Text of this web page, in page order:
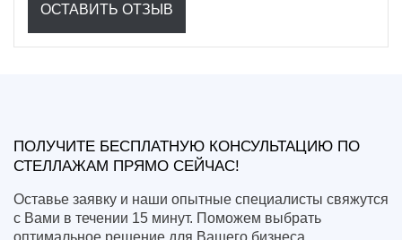
ОСТАВИТЬ ОТЗЫВ
ПОЛУЧИТЕ БЕСПЛАТНУЮ КОНСУЛЬТАЦИЮ ПО
СТЕЛЛАЖАМ ПРЯМО СЕЙЧАС!
Оставье заявку и наши опытные специалисты свяжутся
с Вами в течении 15 минут. Поможем выбрать
оптимальное решение для Вашего бизнеса.